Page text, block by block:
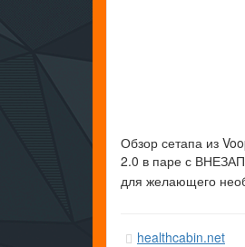
Обзор сетапа из
2.0 в паре с
для желающего
healthcabin.net